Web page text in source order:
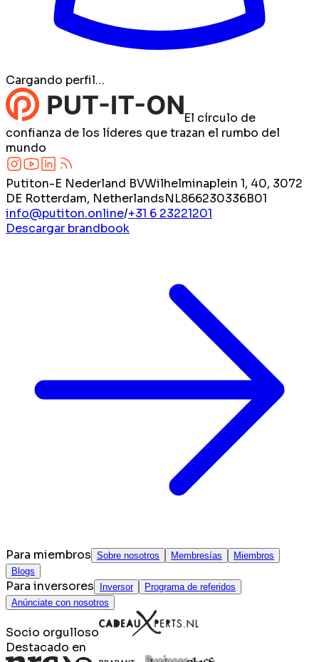
Cargando perfil…
El círculo de
confianza de los líderes que trazan el rumbo del
mundo
Putiton-E Nederland BVWilhelminaplein 1, 40, 3072
DE Rotterdam, NetherlandsNL866230336B01
info@putiton.online/+31 6 23221201
Descargar brandbook
Para miembros Sobre nosotros Membresías
Miembros
Blogs
Para inversores Inversor
Programa de referidos
Anúnciate con nosotros
Socio orgulloso
Destacado en